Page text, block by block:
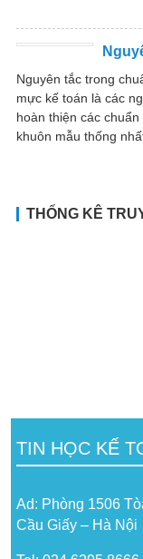
Nguyên tắc trong
mực kế toán là các
hoàn thiện các
khuôn mẫu thống
THỐNG KÊ
TIN HỌC KẾ
Ad: Phòng 1506
Cầu Giấy – Hà Nội